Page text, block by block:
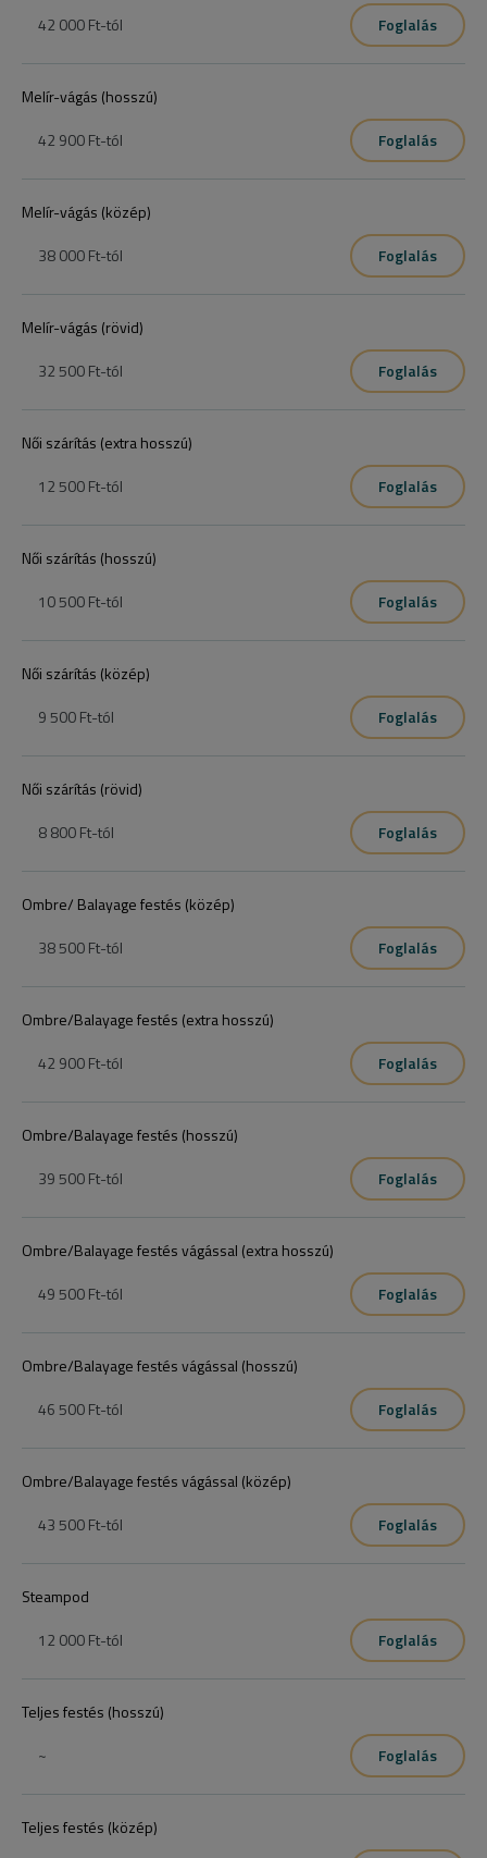
42 000 Ft-tól Foglalás
Melír-vágás (hosszú)
42 900 Ft-tól Foglalás
Melír-vágás (közép)
38 000 Ft-tól Foglalás
Melír-vágás (rövid)
32 500 Ft-tól Foglalás
Női szárítás (extra hosszú)
12 500 Ft-tól Foglalás
Női szárítás (hosszú)
10 500 Ft-tól Foglalás
Női szárítás (közép)
9 500 Ft-tól Foglalás
Női szárítás (rövid)
8 800 Ft-tól Foglalás
Ombre/ Balayage festés (közép)
38 500 Ft-tól Foglalás
Ombre/Balayage festés (extra hosszú)
42 900 Ft-tól Foglalás
Ombre/Balayage festés (hosszú)
39 500 Ft-tól Foglalás
Ombre/Balayage festés vágással (extra hosszú)
49 500 Ft-tól Foglalás
Ombre/Balayage festés vágással (hosszú)
46 500 Ft-tól Foglalás
Ombre/Balayage festés vágással (közép)
43 500 Ft-tól Foglalás
Steampod
12 000 Ft-tól Foglalás
Teljes festés (hosszú)
~
Foglalás
Teljes festés (közép)